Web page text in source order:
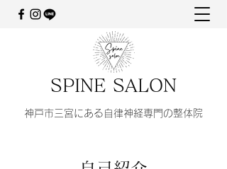
SPINE SALON
​​神戸市三宮にある自律神経専門の整体院